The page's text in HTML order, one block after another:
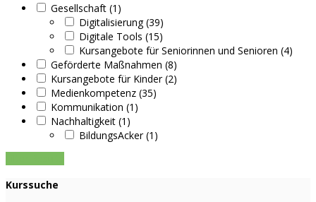
Gesellschaft (1)
Digitalisierung (39)
Digitale Tools (15)
Kursangebote für Seniorinnen und Senioren (4)
Geförderte Maßnahmen (8)
Kursangebote für Kinder (2)
Medienkompetenz (35)
Kommunikation (1)
Nachhaltigkeit (1)
BildungsAcker (1)
Kurssuche